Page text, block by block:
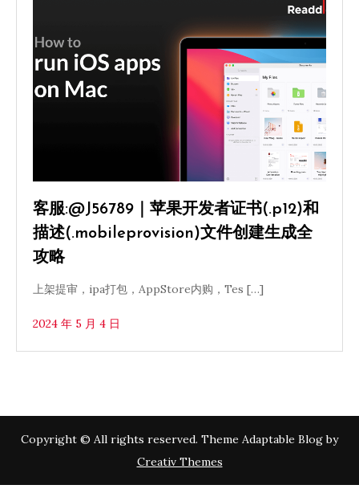
客服:@J56789｜苹果开发者证书(.p12)和
描述(.mobileprovision)文件创建生成全
攻略
上架提审，ipa打包，AppStore内购，Tes […]
2024 年 5 月 4 日
Copyright © All rights reserved. Theme Adaptable Blog by
Creativ Themes